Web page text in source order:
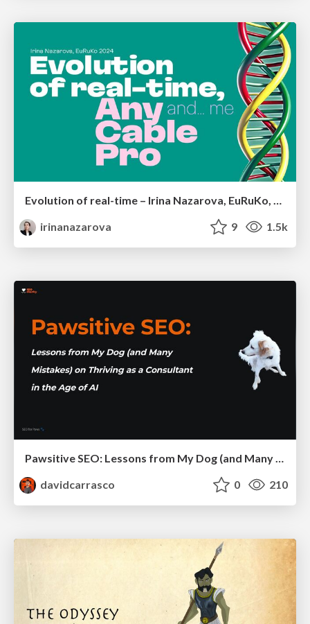
irinanazarova
9 1.5k
Pawsitive SEO: Lessons from My Dog (and Many Mistakes) on Thriving as a Consultant in the Age of AI
davidcarrasco
0 210